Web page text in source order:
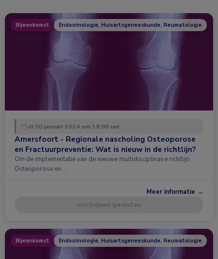
Bijeenkomst Endocrinologie, Huisartsgeneeskunde, Reumatologie
di 30 januari 2024 om 18:00 uur
Amersfoort - Regionale nascholing Osteoporose
en Fractuurpreventie: Wat is nieuw in de richtlijn?
Om de implementatie van de nieuwe multidisciplinaire richtlijn
Osteoporose en …
Meer informatie →
Inschrijven gesloten
Bijeenkomst Endocrinologie, Huisartsgeneeskunde, Reumatologie